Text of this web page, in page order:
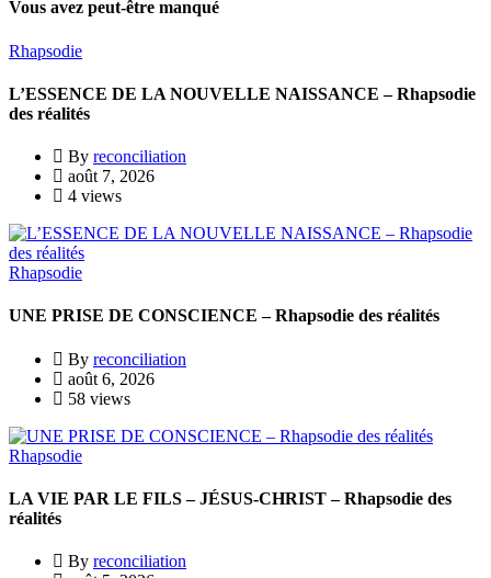
Vous avez peut-être manqué
Rhapsodie
L’ESSENCE DE LA NOUVELLE NAISSANCE – Rhapsodie
des réalités
By reconciliation
août 7, 2026
4 views
Rhapsodie
UNE PRISE DE CONSCIENCE – Rhapsodie des réalités
By reconciliation
août 6, 2026
58 views
Rhapsodie
LA VIE PAR LE FILS – JÉSUS-CHRIST – Rhapsodie des
réalités
By reconciliation